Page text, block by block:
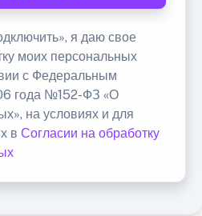
я даю свое
моих персональных
с Федеральным
года №152-ФЗ «О
на условиях и для
в Согласии на обработку